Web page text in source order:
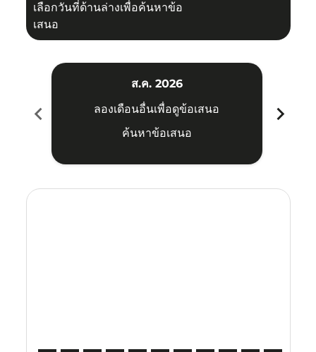
เลือกวันที่ด้านล่างเพื่อค้นหาข้อ
เสนอ
chevron_left
ส.ค. 2026
ลองเดือนอื่นเพื่อดูข้อเสนอ
ค้นหาข้อเสนอ
chevron_right